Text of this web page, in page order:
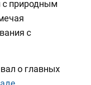
с природным
с
о главных